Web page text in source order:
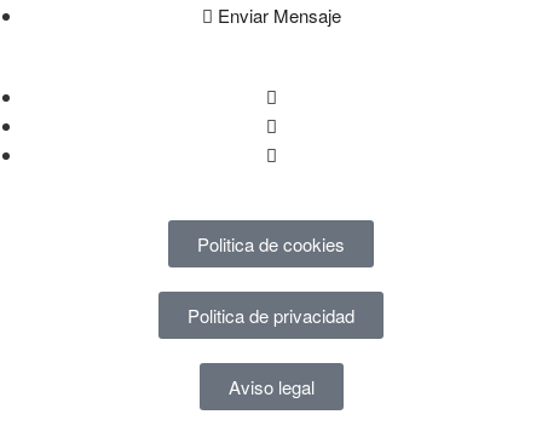
Enviar Mensaje
Politica de cookies
Politica de privacidad
Aviso legal